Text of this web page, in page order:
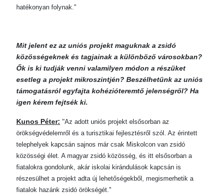
hatékonyan folynak."
Mit jelent ez az uniós projekt maguknak a zsidó
közösségeknek és tagjainak a különböző városokban?
Ők is ki tudják venni valamilyen módon a részüket
esetleg a projekt mikroszintjén? Beszélhetünk az uniós
támogatásról egyfajta kohézióteremtő jelenségről? Ha
igen kérem fejtsék ki.
Kunos Péter: "Az adott uniós projekt elsősorban az
örökségvédelemről és a turisztikai fejlesztésről szól. Az érintett
telephelyek kapcsán sajnos már csak Miskolcon van zsidó
közösségi élet. A magyar zsidó közösség, és itt elsősorban a
fiatalokra gondolunk, akár iskolai kirándulások kapcsán is
részesülhet a projekt adta új lehetőségekből, megismerhetik a
fiatalok hazánk zsidó örökségét."